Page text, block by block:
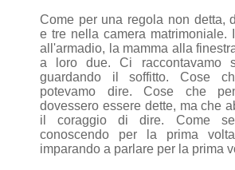
Come per una regola non detta,
e tre nella camera matrimoniale.
all'armadio, la mamma alla
a loro due. Ci raccontavamo
guardando il soffitto. Cose
potevamo dire. Cose che
dovessero essere dette, ma che
il coraggio di dire. Come
conoscendo per la prima
imparando a parlare per la prima